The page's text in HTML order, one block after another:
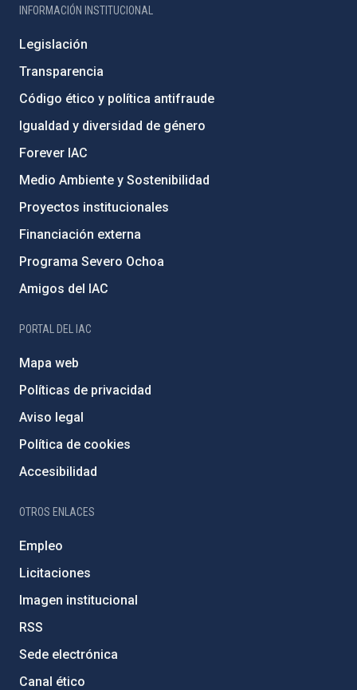
INFORMACIÓN INSTITUCIONAL
Legislación
Transparencia
Código ético y política antifraude
Igualdad y diversidad de género
Forever IAC
Medio Ambiente y Sostenibilidad
Proyectos institucionales
Financiación externa
Programa Severo Ochoa
Amigos del IAC
PORTAL DEL IAC
Mapa web
Políticas de privacidad
Aviso legal
Política de cookies
Accesibilidad
OTROS ENLACES
Empleo
Licitaciones
Imagen institucional
RSS
Sede electrónica
Canal ético